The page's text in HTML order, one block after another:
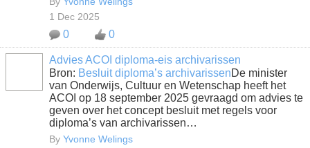
1 Dec 2025
0 0
Advies ACOI diploma-eis archivarissen
Bron: Besluit diploma’s archivarissenDe minister
van Onderwijs, Cultuur en Wetenschap heeft het
ACOI op 18 september 2025 gevraagd om advies te
geven over het concept besluit met regels voor
diploma’s van archivarissen…
By Yvonne Welings